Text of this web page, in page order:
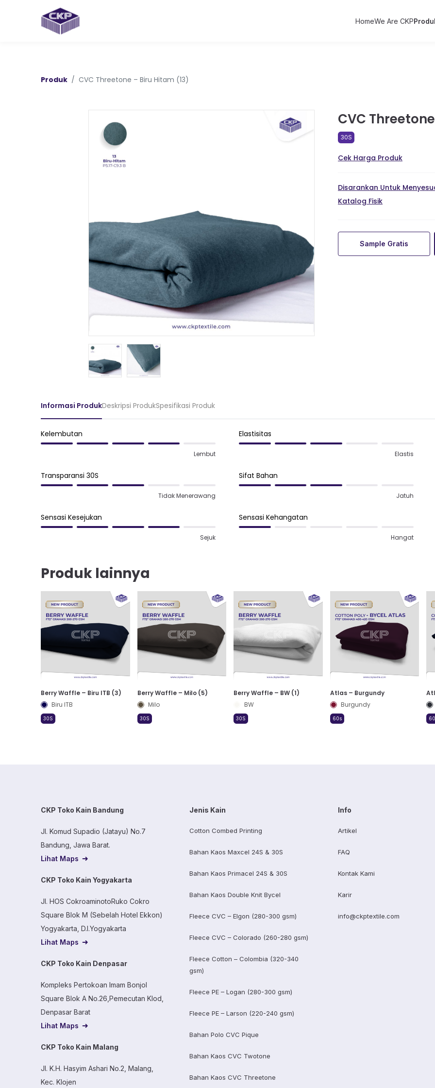
HomeWe Are CKP
Produk CVC Threetone – Biru Hitam (13)
CVC
30S
Cek Harga Produk
Disarankan Untuk
Katalog Fisik
Sample Gratis
Informasi ProdukDeskripsi ProdukSpesifikasi Produk
Kelembutan
Lembut
Elastisitas
Elastis
Transparansi 30S
Tidak Menerawang
Sifat Bahan
Jatuh
Sensasi Kesejukan
Sejuk
Sensasi Kehangatan
Hangat
Produk lainnya
Berry Waffle – Biru ITB (3)
Biru ITB
30S
Berry Waffle – Milo (5)
Milo
30S
Berry Waffle – BW (1)
BW
30S
Atlas – Burgundy
Burgundy
60s
CKP Toko Kain Bandung
Jl. Komud Supadio (Jatayu) No.7
Bandung, Jawa Barat.
Lihat Maps
CKP Toko Kain Yogyakarta
Jl. HOS CokroaminotoRuko Cokro
Square Blok M (Sebelah Hotel Ekkon)
Yogyakarta, D.I.Yogyakarta
Lihat Maps
CKP Toko Kain Denpasar
Kompleks Pertokoan Imam Bonjol
Square Blok A No.26,Pemecutan Klod,
Denpasar Barat
Lihat Maps
CKP Toko Kain Malang
Jl. K.H. Hasyim Ashari No.2, Malang,
Kec. Klojen
Jenis Kain
Cotton Combed Printing
Bahan Kaos Maxcel 24S & 30S
Bahan Kaos Primacel 24S & 30S
Bahan Kaos Double Knit Bycel
Fleece CVC – Elgon (280-300 gsm)
Fleece CVC – Colorado (260-280 gsm)
Fleece Cotton – Colombia (320-340
gsm)
Fleece PE – Logan (280-300 gsm)
Fleece PE – Larson (220-240 gsm)
Bahan Polo CVC Pique
Bahan Kaos CVC Twotone
Bahan Kaos CVC Threetone
Info
Artikel
FAQ
Kontak Kami
Karir
info@ckptextile.com